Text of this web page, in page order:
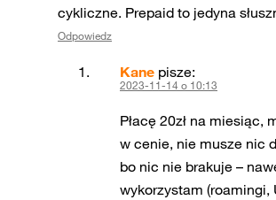
cykliczne. Prepaid to jedyna
Odpowiedz
Kane pisze:
2023-11-14 o 10:13
Płacę 20zł na miesiąc,
w cenie, nie musze nic
bo nic nie brakuje –
wykorzystam (roamingi,